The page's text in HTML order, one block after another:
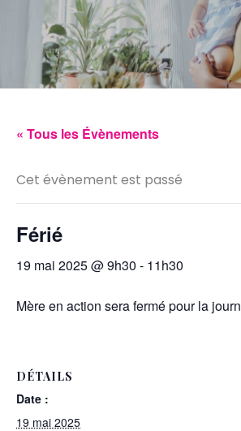
« Tous les Évènements
Cet évènement est passé
Férié
19 mai 2025 @ 9h30 - 11h30
Mère en action sera fermé pour la
DÉTAILS
Date :
19 mai 2025